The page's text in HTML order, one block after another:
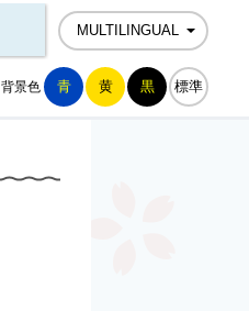
MULTILINGUAL
背景色 青 黄 黒 標準